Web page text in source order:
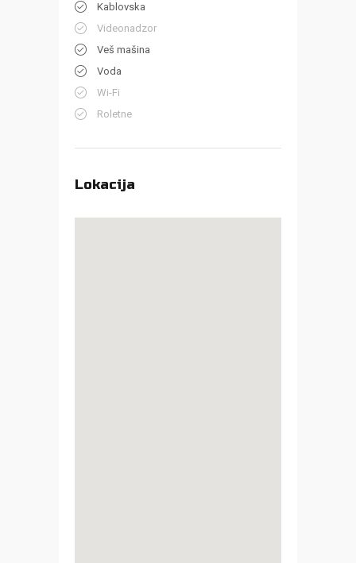
Kablovska
Videonadzor
Veš mašina
Voda
Wi-Fi
Roletne
Lokacija